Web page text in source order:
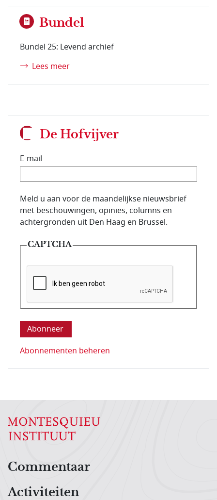
Bundel
Bundel 25: Levend archief
Lees meer
De Hofvijver
E-mail
E-mailadres van de abonnee.
Meld u aan voor de maandelijkse nieuwsbrief
met beschouwingen, opinies, columns en
achtergronden uit Den Haag en Brussel.
CAPTCHA
Deze vraag is om te controleren dat u een mens
Abonnementen beheren
Hoofdnavigatiemenu
Commentaar
Activiteiten